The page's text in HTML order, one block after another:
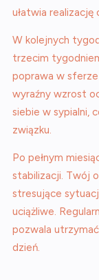
ułatwia realizację
W kolejnych
trzecim
poprawa w
wyraźny wzrost
siebie w sypialni,
związku.
Po pełnym
stabilizacji. Twój
stresujące
uciążliwe.
pozwala
dzień.